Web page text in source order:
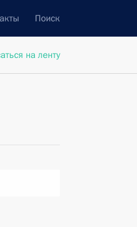
Поиск
на ленту